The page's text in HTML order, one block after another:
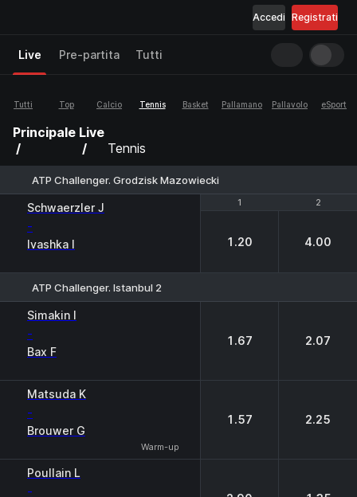
Registrati
Accedi
Live Pre-partita Tutti
Tutti Top Calcio Tennis Basket Pallamano Pallavolo eSport
Principale Live
Tennis
ATP Challenger. Grodzisk Mazowiecki
1 2
Schwaerzler J
-
Ivashka I
1 2
1.20 4.00
ATP Challenger. Istanbul 2
Simakin I
-
Bax F
1.67 2.07
Matsuda K
-
Brouwer G
Warm-up
1.57 2.25
Poullain L
-